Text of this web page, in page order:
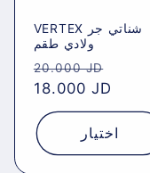
VERTEX شناتي جر
ولادي طقم
Regular
price
20.000 JD
18.000 JD
اختيار